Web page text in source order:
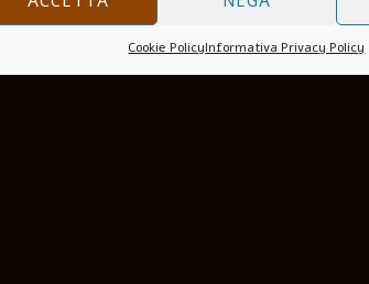
Cookie PolicyInformativa Privacy Policy